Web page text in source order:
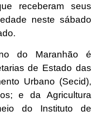
receberam seus
neste sábado
do Maranhão é
de Estado das
Urbano (Secid),
e da Agricultura
do Instituto de